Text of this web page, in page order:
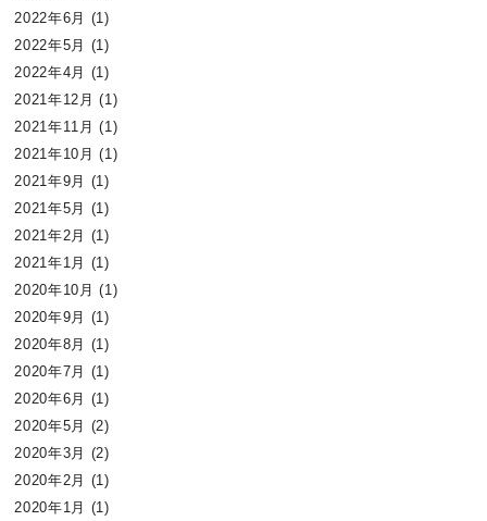
2022年6月 (1)
2022年5月 (1)
2022年4月 (1)
2021年12月 (1)
2021年11月 (1)
2021年10月 (1)
2021年9月 (1)
2021年5月 (1)
2021年2月 (1)
2021年1月 (1)
2020年10月 (1)
2020年9月 (1)
2020年8月 (1)
2020年7月 (1)
2020年6月 (1)
2020年5月 (2)
2020年3月 (2)
2020年2月 (1)
2020年1月 (1)